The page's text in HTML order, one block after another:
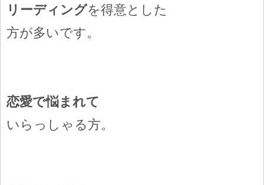
リーディングを得意とした
方が多いです。
恋愛で悩まれて
いらっしゃる方。